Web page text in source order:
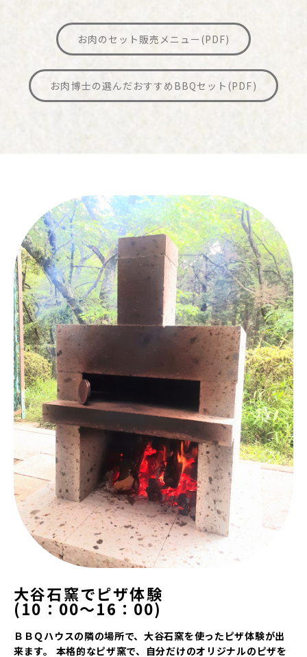
お肉のセット販売メニュー (PDF)
お肉博士の選んだおすすめBBQセット (PDF)
大谷石窯でピザ体験
(10：00～16：00)
ＢＢＱハウスの隣の場所で、大谷石窯を使ったピザ体験が出
来ます。 本格的なピザ窯で、自分だけのオリジナルのピザを